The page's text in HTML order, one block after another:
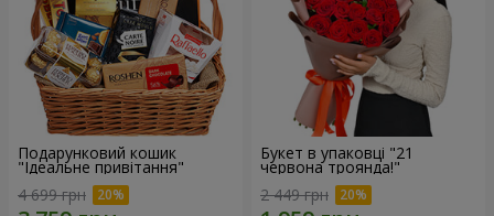
Подарунковий кошик
"Ідеальне привітання"
4 699 грн
Букет в упаковці "21
червона троянда!"
2 449 грн